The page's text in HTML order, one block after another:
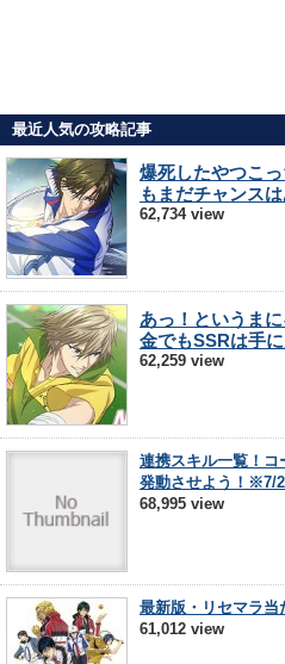
最近人気の攻略記事
爆死したやつこ
もまだチャンスは
62,734 view
あっ！というま
金でもSSRは手に
62,259 view
連携スキル一覧！コ
発動させよう！※7/
68,995 view
最新版・リセマラ
61,012 view